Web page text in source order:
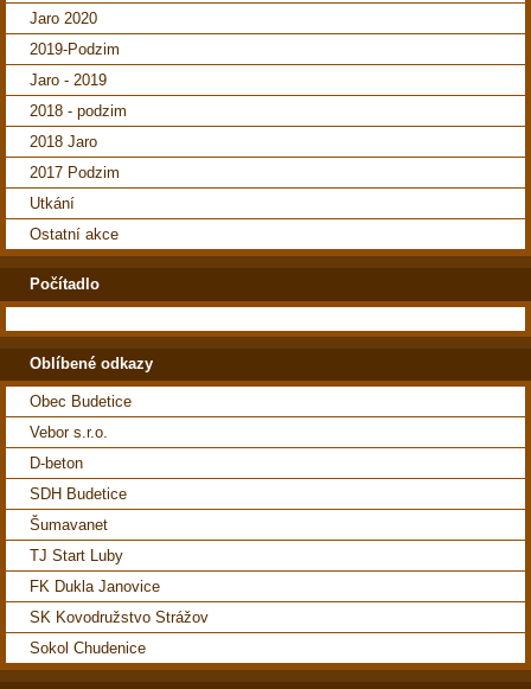
Jaro 2020
2019-Podzim
Jaro - 2019
2018 - podzim
2018 Jaro
2017 Podzim
Utkání
Ostatní akce
Počítadlo
Oblíbené odkazy
Obec Budetice
Vebor s.r.o.
D-beton
SDH Budetice
Šumavanet
TJ Start Luby
FK Dukla Janovice
SK Kovodružstvo Strážov
Sokol Chudenice